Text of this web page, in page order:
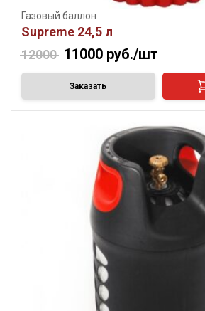
Газовый баллон
Supreme 24,5 л
12000 11000 руб./шт
Заказать